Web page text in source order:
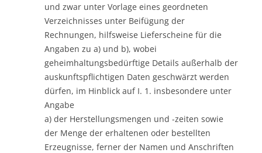
und zwar unter Vorlage eines geordneten
Verzeichnisses unter Beifügung der
Rechnungen, hilfsweise Lieferscheine für die
Angaben zu a) und b), wobei
geheimhaltungsbedürftige Details außerhalb der
auskunftspflichtigen Daten geschwärzt werden
dürfen, im Hinblick auf I. 1. insbesondere unter
Angabe
a) der Herstellungsmengen und -zeiten sowie
der Menge der erhaltenen oder bestellten
Erzeugnisse, ferner der Namen und Anschriften